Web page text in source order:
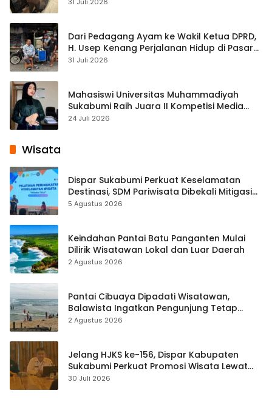
Dari Pedagang Ayam ke Wakil Ketua DPRD,
H. Usep Kenang Perjalanan Hidup di Pasar
Cisaat
31 Juli 2026
Mahasiswi Universitas Muhammadiyah
Sukabumi Raih Juara II Kompetisi Media
Pembelajaran Digital Tingkat Internasional
24 Juli 2026
Wisata
Dispar Sukabumi Perkuat Keselamatan
Destinasi, SDM Pariwisata Dibekali Mitigasi
hingga Teknik Evakuasi
5 Agustus 2026
Keindahan Pantai Batu Panganten Mulai
Dilirik Wisatawan Lokal dan Luar Daerah
2 Agustus 2026
Pantai Cibuaya Dipadati Wisatawan,
Balawista Ingatkan Pengunjung Tetap
Waspada
2 Agustus 2026
Jelang HJKS ke-156, Dispar Kabupaten
Sukabumi Perkuat Promosi Wisata Lewat
Publikasi Digital
30 Juli 2026